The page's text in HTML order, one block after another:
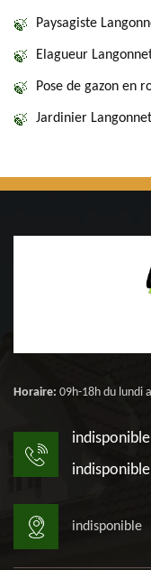
Paysagiste
Elagueur
Pose de gazon en
Jardinier Langonnet
Horaire: 09h-18h du lundi
indisponible
indisponible
indisponible